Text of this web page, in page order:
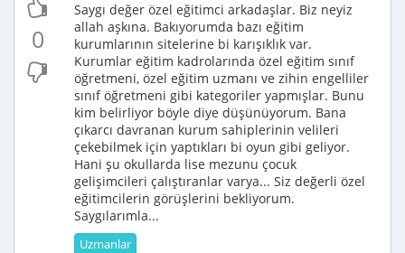
0
Saygı değer özel eğitimci arkadaşlar. Biz neyiz
allah aşkına. Bakıyorumda bazı eğitim
kurumlarının sitelerine bi karışıklık var.
Kurumlar eğitim kadrolarında özel eğitim sınıf
öğretmeni, özel eğitim uzmanı ve zihin engelliler
sınıf öğretmeni gibi kategoriler yapmışlar. Bunu
kim belirliyor böyle diye düşünüyorum. Bana
çıkarcı davranan kurum sahiplerinin velileri
çekebilmek için yaptıkları bi oyun gibi geliyor.
Hani şu okullarda lise mezunu çocuk
gelişimcileri çalıştıranlar varya... Siz değerli özel
eğitimcilerin görüşlerini bekliyorum.
Saygılarımla...
Uzmanlar